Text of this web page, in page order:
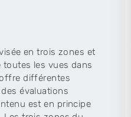
en trois zones et
les vues dans
différentes
évaluations
est en principe